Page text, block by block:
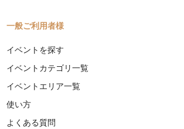
一般ご利用者様
イベントを探す
イベントカテゴリ一覧
イベントエリア一覧
使い方
よくある質問